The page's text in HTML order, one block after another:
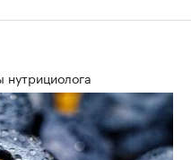
нутрициолога